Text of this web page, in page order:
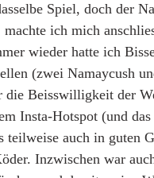
Spiel, doch der
ich mich
wieder hatte ich
(zwei Namaycush
die Beisswilligkeit der
Insta-Hotspot (und
teilweise auch in guten
Inzwischen war